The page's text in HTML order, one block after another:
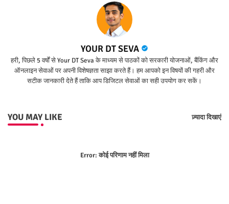
YOUR DT SEVA
हरी, पिछले 5 वर्षों से Your DT Seva के माध्यम से पाठकों को सरकारी योजनाओं, बैंकिंग और
ऑनलाइन सेवाओं पर अपनी विशेषज्ञता साझा करते हैं। हम आपको इन विषयों की गहरी और
सटीक जानकारी देते हैं ताकि आप डिजिटल सेवाओं का सही उपयोग कर सकें।
YOU MAY LIKE ज़्यादा दिखाएं
Error:कोई परिणाम नहीं मिला